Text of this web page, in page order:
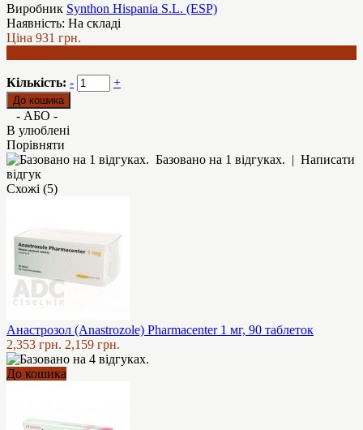
Виробник Synthon Hispania S.L. (ESP)
Наявність: На складі
Ціна 931 грн.
Кількість: - +
- АБО -
В улюблені
Порівняти
Базовано на 1 відгуках. | Написати
відгук
Схожі (5)
Анастрозол (Anastrozole) Pharmacenter 1 мг, 90 таблеток
2,353 грн. 2,159 грн.
До кошика